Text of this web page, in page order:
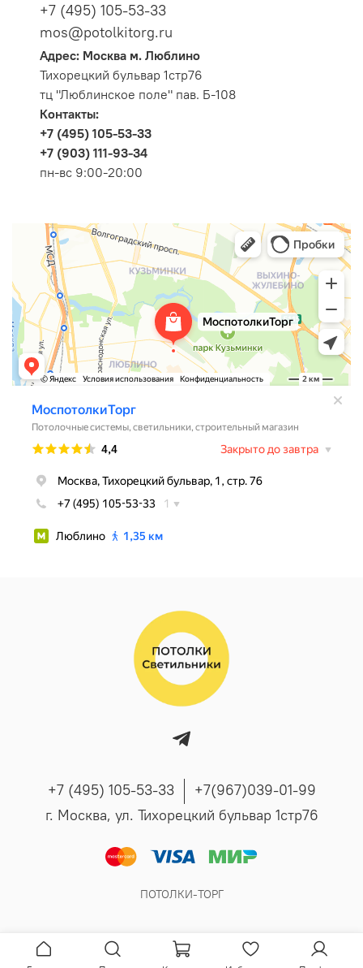
+7 (495) 105-53-33
mos@potolkitorg.ru
Адрес: Москва м. Люблино
Тихорецкий бульвар 1стр76
тц "Люблинское поле" пав. Б-108
Контакты:
+7 (495) 105-53-33
+7 (903) 111-93-34
пн-вс 9:00-20:00
+7 (495) 105-53-33
+7(967)039-01-99
г. Москва, ул. Тихорецкий бульвар 1стр76
ПОТОЛКИ-ТОРГ